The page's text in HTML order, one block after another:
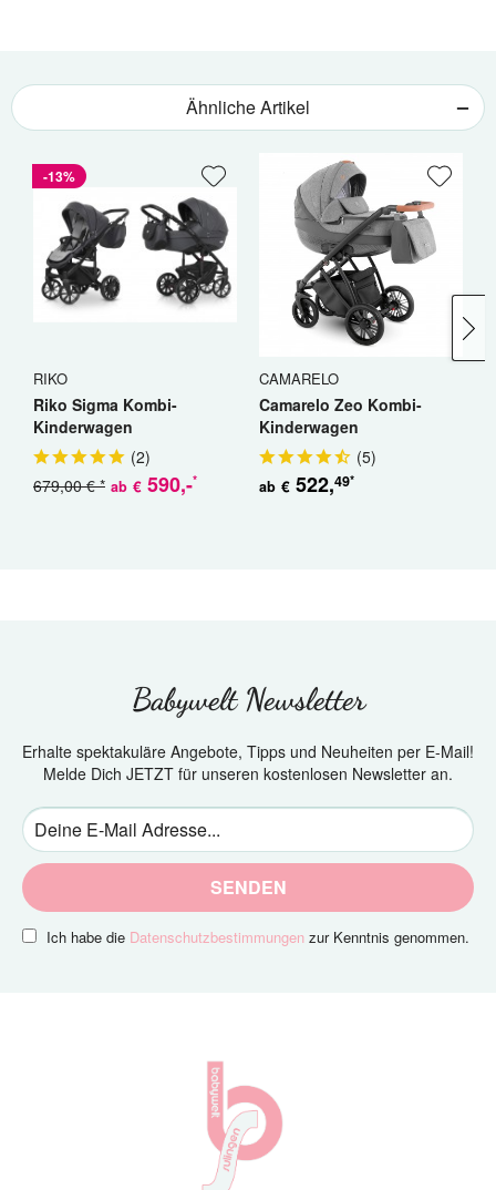
Ähnliche Artikel
-13%
RIKO
Riko Sigma Kombi-
Kinderwagen
(2)
ab € 590,-*
679,00 € *
CAMARELO
Camarelo Zeo Kombi-
Kinderwagen
(5)
ab € 522,49*
Babywelt Newsletter
Erhalte spektakuläre Angebote, Tipps und Neuheiten per E-Mail!
Melde Dich JETZT für unseren kostenlosen Newsletter an.
SENDEN
Ich habe die Datenschutzbestimmungen zur Kenntnis genommen.